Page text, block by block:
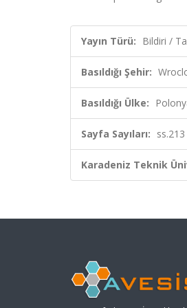
Yayın Türü: Bildiri /
Basıldığı Şehir:
Basıldığı Ülke:
Sayfa Sayıları: ss.213
Karadeniz Teknik